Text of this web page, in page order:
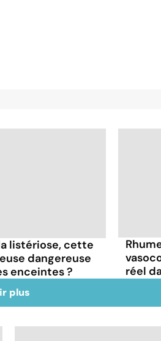
listériose, cette
dangereuse
enceintes ?
réel
plus